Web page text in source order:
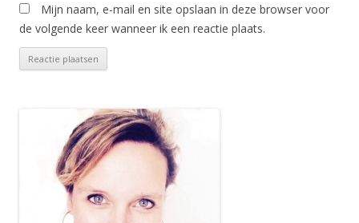
Mijn naam, e-mail en site opslaan in deze browser voor
de volgende keer wanneer ik een reactie plaats.